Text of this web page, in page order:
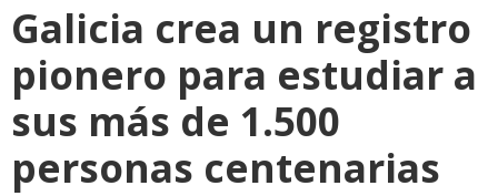
Galicia crea un registro
pionero para estudiar a
sus más de 1.500
personas centenarias